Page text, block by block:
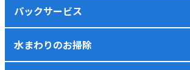
パックサービス
水まわりのお掃除